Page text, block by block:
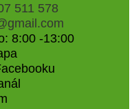
511 578
8:00 -13:00